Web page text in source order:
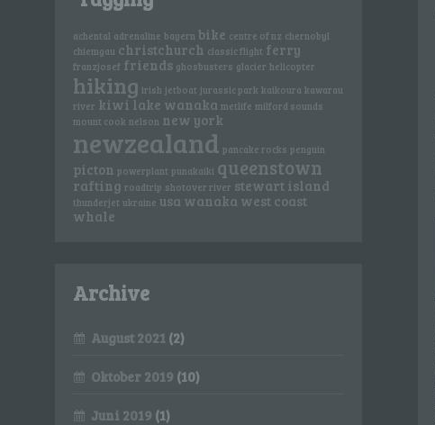
achental adrenaline bayern bike centre of nz chernobyl
chiemgau christchurch classic flight ferry
franzjosef friends ghosbusters glacier helicopter
hiking irish jetboat jurassic park kaikoura kawarau
river kiwi lake wanaka metlife milford sounds
mount cook nelson new york
newzealand pancake rocks penguin
picton powerplant punakaiki queenstown
rafting roadtrip shotover river stewart island
thunderjet ukraine usa wanaka west coast
whale
Archive
August 2021 (2)
Oktober 2019 (10)
Juni 2019 (1)